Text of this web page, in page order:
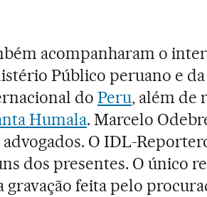
acompanharam o
Público peruano e
doPeru, além de
Humala. Marcelo
O IDL-
dos presentes. O único
gravação feita pelo